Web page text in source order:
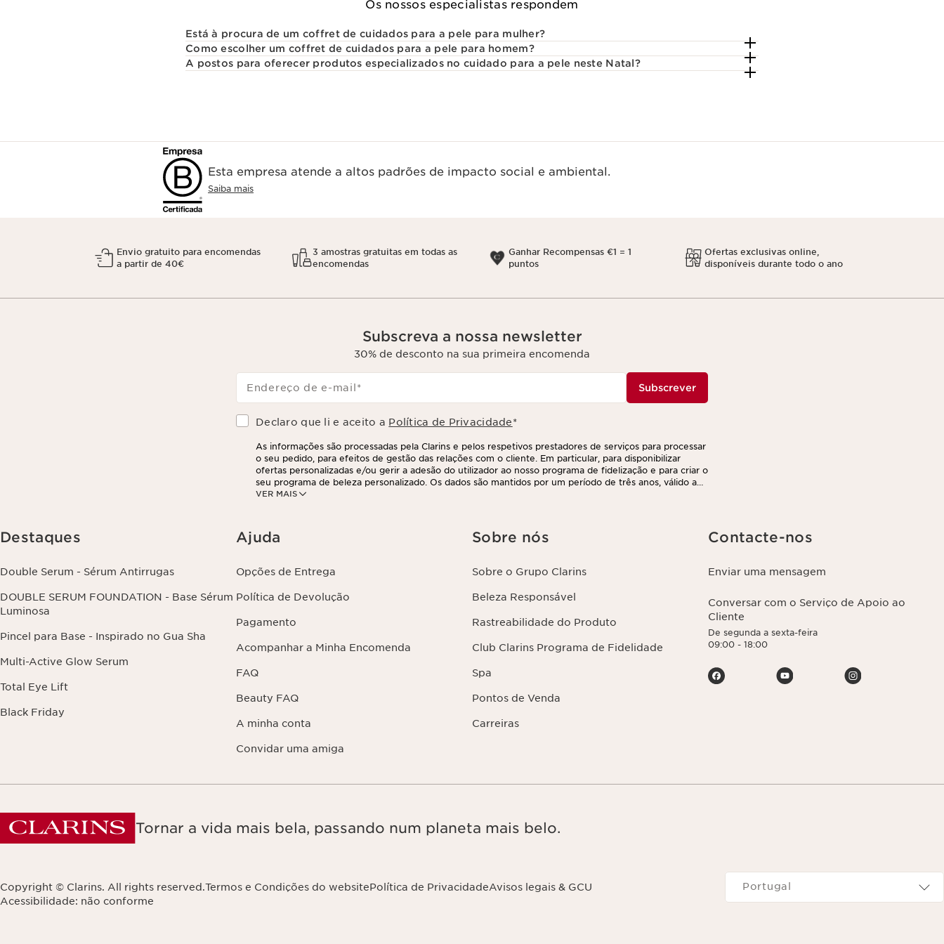
Os nossos especialistas respondem
Está à procura de um coffret de cuidados para a pele para mulher?
Como escolher um coffret de cuidados para a pele para homem?
A postos para oferecer produtos especializados no cuidado para a pele neste Natal?
Esta empresa atende a altos padrões de impacto social e ambiental.
Saiba mais
Envio gratuito para encomendas
a partir de 40€
3 amostras gratuitas em todas as
encomendas
Ganhar Recompensas €1 = 1
puntos
Ofertas exclusivas online,
disponíveis durante todo o ano
Subscreva a nossa newsletter
30% de desconto na sua primeira encomenda
Endereço de e-mail * Subscrever
Declaro que li e aceito a Política de Privacidade*
VER MAIS
As informações são processadas pela Clarins e pelos respetivos prestadores de serviços para processar
o seu pedido, para efeitos de gestão das relações com o cliente. Em particular, para disponibilizar
ofertas personalizadas e/ou gerir a adesão do utilizador ao nosso programa de fidelização e para criar o
seu programa de beleza personalizado. Os dados são mantidos por um período de três anos, válido a
partir do seu último contacto ou encomenda. Tem o direito de aceder, corrigir, eliminar e transferir as
clicando aqui
Destaques
Double Serum - Sérum Antirrugas
DOUBLE SERUM FOUNDATION - Base Sérum
Luminosa
Pincel para Base - Inspirado no Gua Sha
Multi-Active Glow Serum
Total Eye Lift
Black Friday
Ajuda
Opções de Entrega
Política de Devolução
Pagamento
Acompanhar a Minha Encomenda
FAQ
Beauty FAQ
A minha conta
Convidar uma amiga
Sobre nós
Sobre o Grupo Clarins
Beleza Responsável
Rastreabilidade do Produto
Club Clarins Programa de Fidelidade
Spa
Pontos de Venda
Carreiras
Contacte-nos
Enviar uma mensagem
Conversar com o Serviço de Apoio ao
Cliente
De segunda a sexta-feira
09:00 - 18:00
Tornar a vida mais bela, passando num planeta mais belo.
Copyright © Clarins. All rights reserved.Termos e Condições do websitePolítica de PrivacidadeAvisos legais & GCU
Acessibilidade: não conforme
Navega para
Portugal